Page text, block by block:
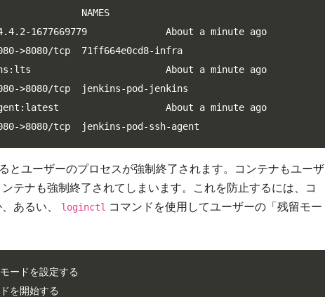
NAMES
1677669779              About a minute ago
>8080/tcp  71ff664e0cd8-infra
About a minute ago
>8080/tcp  jenkins-pod-jenkins
agent:latest                   About a minute ago
>8080/tcp  jenkins-pod-ssh-agent
とユーザーのプロセスが強制終了されます。コンテナもユーザ
テナも強制終了されてしまいます。これを防止するには、コ
あるい、 loginctl コマンドを使用してユーザーの「残留モー
ドを設定する
開始する